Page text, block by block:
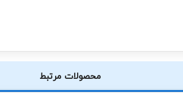
محصولات مرتبط